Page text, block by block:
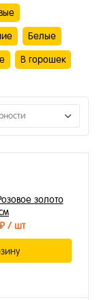
Белые
В горошек
золото
/ шт